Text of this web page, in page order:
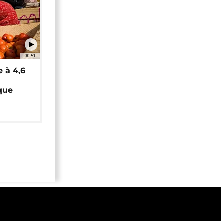
00:51
à 4,6